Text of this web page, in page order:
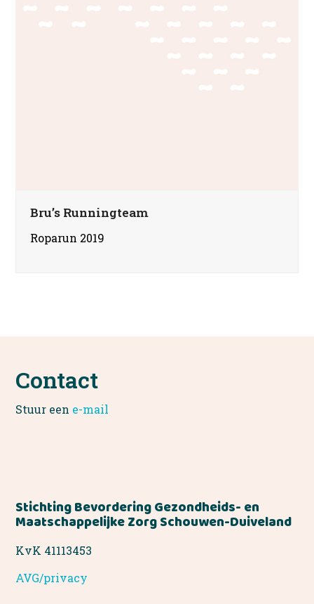
Bru’s Runningteam
Roparun 2019
Contact
Stuur een e-mail
Stichting Bevordering Gezondheids- en
Maatschappelijke Zorg Schouwen-Duiveland
KvK 41113453
AVG/privacy